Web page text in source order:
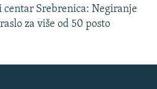
Srebrenica: Negiranje
za više od 50 posto